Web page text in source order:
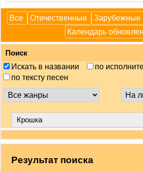
Все Отечественные Зарубежные
Календарь
Поиск
Искать в названии
по
по тексту песен
Результат поиска